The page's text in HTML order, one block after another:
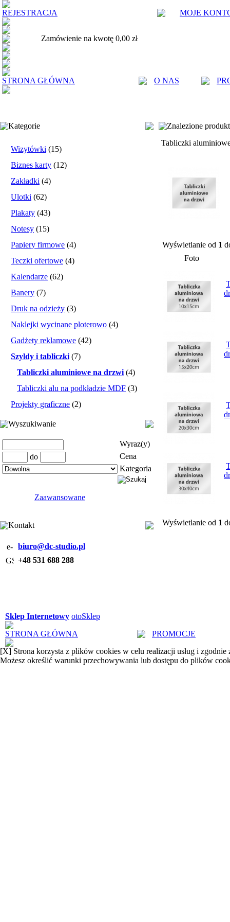
REJESTRACJA MOJE
Zamówienie na kwotę 0,00 zł
STRONA GŁÓWNA O NAS
Kategorie
Wizytówki (15)
Biznes karty (12)
Zakładki (4)
Ulotki (62)
Plakaty (43)
Notesy (15)
Papiery firmowe (4)
Teczki ofertowe (4)
Kalendarze (62)
Banery (7)
Druk na odzieży (3)
Naklejki wycinane ploterowo (4)
Gadżety reklamowe (42)
Szyldy i tabliczki (7)
Tabliczki aluminiowe na drzwi (4)
Tabliczki alu na podkładzie MDF (3)
Projekty graficzne (2)
Wyszukiwanie
Wyraz(y)
do
Cena
Kategoria
Zaawansowane
Kontakt
biuro@dc-studio.pl
+48 531 688 288
Znalezione
Tabliczki
Wyświetlanie od 1
Foto
Wyświetlanie od 1
Sklep Internetowy otoSklep
STRONA GŁÓWNA
PROMOCJE
[X] Strona korzysta z plików cookies w celu realizacji usług i zgodnie
Możesz określić warunki przechowywania lub dostępu do plików